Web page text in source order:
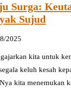
Surga:
Sujud
2025
keluh kesah
kita menemukan